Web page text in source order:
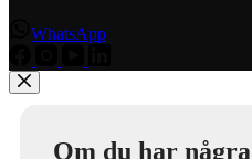
WhatsApp
Om du har